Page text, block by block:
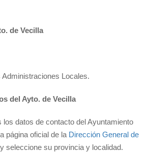
de Vecilla
Administraciones Locales.
del Ayto. de Vecilla
los datos de contacto del Ayuntamiento
página oficial de la Dirección General de
y seleccione su provincia y localidad.